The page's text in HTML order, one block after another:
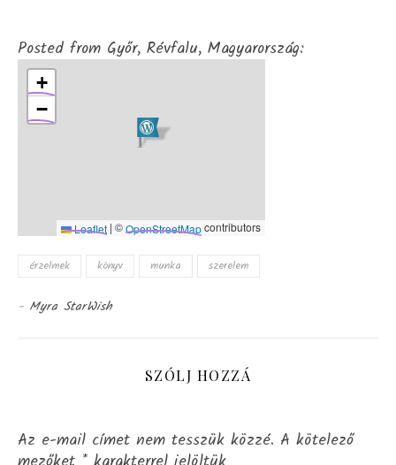
Posted from Győr, Révfalu, Magyarország:
+
−
Leaflet | ©OpenStreetMapcontributors
érzelmek könyv munka szerelem
- Myra StarWish
SZÓLJ HOZZÁ
Az e-mail címet nem tesszük közzé. A kötelező